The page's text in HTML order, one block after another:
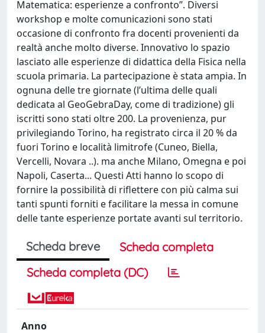
Matematica: esperienze a confronto”. Diversi
workshop e molte comunicazioni sono stati
occasione di confronto fra docenti provenienti da
realtà anche molto diverse. Innovativo lo spazio
lasciato alle esperienze di didattica della Fisica nella
scuola primaria. La partecipazione è stata ampia. In
ognuna delle tre giornate (l’ultima delle quali
dedicata al GeoGebraDay, come di tradizione) gli
iscritti sono stati oltre 200. La provenienza, pur
privilegiando Torino, ha registrato circa il 20 % da
fuori Torino e località limitrofe (Cuneo, Biella,
Vercelli, Novara ..). ma anche Milano, Omegna e poi
Napoli, Caserta... Questi Atti hanno lo scopo di
fornire la possibilità di riflettere con più calma sui
tanti spunti forniti e facilitare la messa in comune
delle tante esperienze portate avanti sul territorio.
Scheda breve
Scheda completa
Scheda completa (DC)
Anno